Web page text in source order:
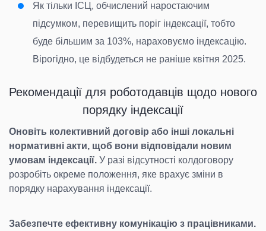
Як тільки ІСЦ, обчислений наростаючим
підсумком, перевищить поріг індексації, тобто
буде більшим за 103%, нараховуємо індексацію.
Вірогідно, це відбудеться не раніше квітня 2025.
Рекомендації для роботодавців щодо нового
порядку індексації
Оновіть колективний договір або інші локальні
нормативні акти, щоб вони відповідали новим
умовам індексації. У разі відсутності колдоговору
розробіть окреме положення, яке врахує зміни в
порядку нарахування індексації.
Забезпечте ефективну комунікацію з працівниками.